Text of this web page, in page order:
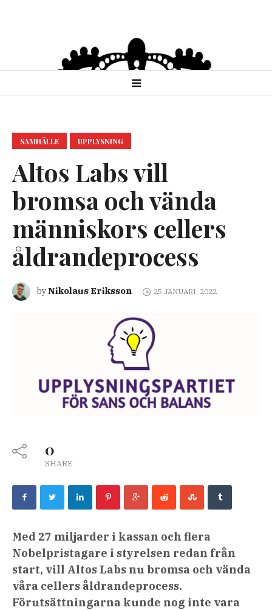
SAMHÄLLE UPPLYSNING
Altos Labs vill
bromsa och vända
människors cellers
åldrandeprocess
byNikolaus Eriksson 25 JANUARI, 2022
0
SHARE
Med 27 miljarder i kassan och flera
Nobelpristagare i styrelsen redan från
start, vill Altos Labs nu bromsa och vända
våra cellers åldrandeprocess.
Förutsättningarna kunde nog inte vara